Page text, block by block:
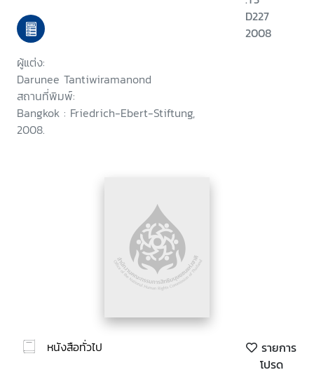
ผู้แต่ง:
Darunee Tantiwiramanond
สถานที่พิมพ์:
Bangkok : Friedrich-Ebert-Stiftung,
2008.
D227
2008
หนังสือทั่วไป
รายการ
โปรด